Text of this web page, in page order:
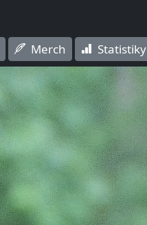
Merch Statistiky